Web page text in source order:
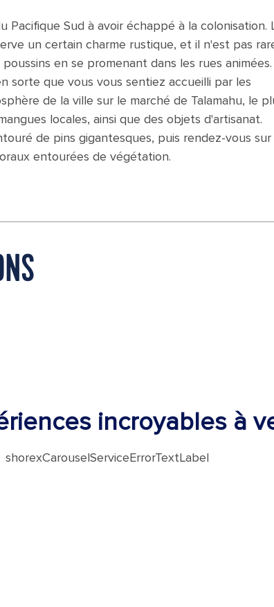
Sud à avoir échappé à la colonisation.
un certain charme rustique, et il n'est pas
en se promenant dans les rues animées.
sorte que vous vous sentiez accueilli par les
de la ville sur le marché de Talamahu, le
locales, ainsi que des objets d'artisanat.
de pins gigantesques, puis rendez-vous sur
entourées de végétation.
incroyables à
shorexCarouselServiceErrorTextLabel